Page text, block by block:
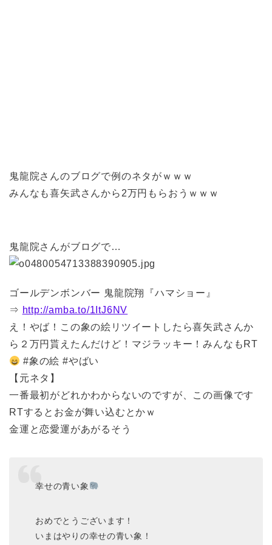
鬼龍院さんのブログで例のネタがｗｗｗ
みんなも喜矢武さんから2万円もらおうｗｗｗ
鬼龍院さんがブログで…
ゴールデンボンバー 鬼龍院翔『ハマショー』
⇒ http://amba.to/1ItJ6NV
え！やば！この象の絵リツイートしたら喜矢武さんか
ら２万円貰えたんだけど！マジラッキー！みんなもRT
#象の絵 #やばい
【元ネタ】
一番最初がどれかわからないのですが、この画像です
RTするとお金が舞い込むとかｗ
金運と恋愛運があがるそう
幸せの青い象
おめでとうございます！
いまはやりの幸せの青い象！